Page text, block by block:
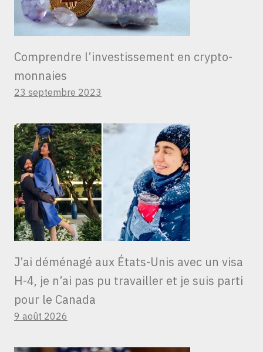
Comprendre l’investissement en crypto-
monnaies
23 septembre 2023
J’ai déménagé aux États-Unis avec un visa
H-4, je n’ai pas pu travailler et je suis parti
pour le Canada
9 août 2026